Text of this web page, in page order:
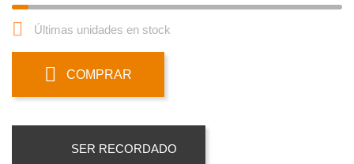
 Últimas unidades en stock
COMPRAR
SER RECORDADO